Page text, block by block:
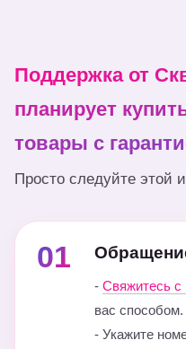
Поддержка от
планирует
товары с
Просто следуйте этой
01
- Свяжитесь с
вас способом.
- Укажите